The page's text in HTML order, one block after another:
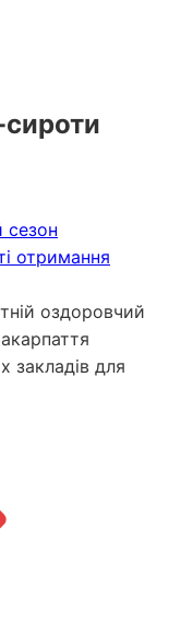
сироти
сезон
отримання
оздоровчий
закладів для